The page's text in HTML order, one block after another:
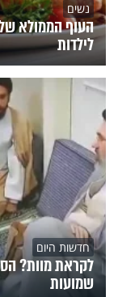
נשים
העוף הממולא
לילדות
חדשות היום
לקראת מוות?
שמועות